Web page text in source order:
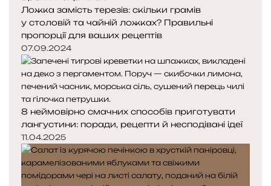
Ложка замість терезів: скільки грамів
у столовій та чайній ложках? Правильні
пропорції для ваших рецептів
07.09.2024
8 неймовірно смачних способів приготувати
лангустини: поради, рецепти й несподівані ідеї
11.04.2025